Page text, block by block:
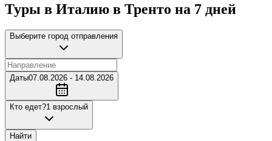
Туры в Италию в Тренто на 7 дней
Выберите город отправления
Даты07.08.2026 - 14.08.2026
Кто едет?1 взрослый
Найти